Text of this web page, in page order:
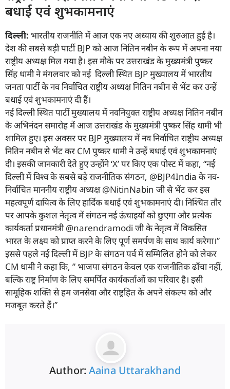
बधाई एवं शुभकामनाएं
दिल्ली: भारतीय राजनीति में आज एक नए अध्याय की शुरुआत हुई है।
देश की सबसे बड़ी पार्टी BJP को आज नितिन नबीन के रूप में अपना नया
राष्ट्रीय अध्यक्ष मिल गया है। इस मौके पर उत्तराखंड के मुख्यमंत्री पुष्कर
सिंह धामी ने मंगलवार को नई दिल्ली स्थित BJP मुख्यालय में भारतीय
जनता पार्टी के नव निर्वाचित राष्ट्रीय अध्यक्ष नितिन नबीन से भेंट कर उन्हें
बधाई एवं शुभकामनाएं दी हैं।
नई दिल्ली स्थित पार्टी मुख्यालय में नवनियुक्त राष्ट्रीय अध्यक्ष नितिन नबीन
के अभिनंदन समारोह में आज उत्तराखंड के मुख्यमंत्री पुष्कर सिंह धामी भी
शामिल हुए। इस अवसर पर BJP मुख्यालय में नव निर्वाचित राष्ट्रीय अध्यक्ष
नितिन नबीन से भेंट कर CM पुष्कर धामी ने उन्हें बधाई एवं शुभकामनाएं
दी। इसकी जानकारी देते हुए उन्होंने ‘X’ पर किए एक पोस्ट में कहा, “नई
दिल्ली में विश्व के सबसे बड़े राजनीतिक संगठन, @BJP4India के नव-
निर्वाचित माननीय राष्ट्रीय अध्यक्ष @NitinNabin जी से भेंट कर इस
महत्वपूर्ण दायित्व के लिए हार्दिक बधाई एवं शुभकामनाएं दी। निश्चित तौर
पर आपके कुशल नेतृत्व में संगठन नई ऊंचाइयों को छुएगा और प्रत्येक
कार्यकर्ता प्रधानमंत्री @narendramodi जी के नेतृत्व में विकसित
भारत के लक्ष्य को प्राप्त करने के लिए पूर्ण समर्पण के साथ कार्य करेगा।”
इससे पहले नई दिल्ली में BJP के संगठन पर्व में सम्मिलित होने को लेकर
CM धामी ने कहा कि, ” भाजपा संगठन केवल एक राजनीतिक ढाँचा नहीं,
बल्कि राष्ट्र निर्माण के लिए समर्पित कार्यकर्ताओं का परिवार है। इसी
सामूहिक शक्ति से हम जनसेवा और राष्ट्रहित के अपने संकल्प को और
मजबूत करते हैं।”
Author: Aaina Uttarakhand